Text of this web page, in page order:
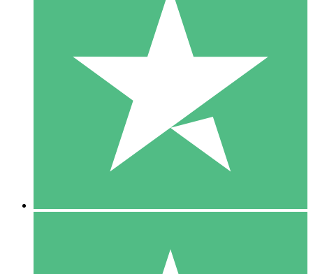
Individuelle Credit-Pakete
Zahlen Sie nach Bedarf mit Download-Credits. Keine
monatliche Verpflichtung erforderlich.
10 00
10 Downloads